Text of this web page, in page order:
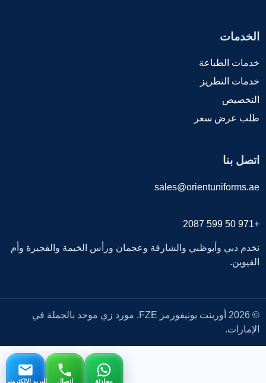
الخدمات
خدمات الطباعة
خدمات التطريز
التخصيص
طلب عرض سعر
اتصل بنا
sales@orientuniforms.ae
+971 50 599 2087
نخدم دبي وأبوظبي والشارقة وعجمان ورأس الخيمة والفجيرة وأم
القيوين.
© 2026 أورينت يونيفورمز FZE. مورد زي موحد بالجملة في
الإمارات.
محادثة اتصال البريد الإلكتروني